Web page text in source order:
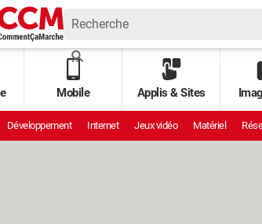
Mobile Applis & Sites
Développement Internet Jeux vidéo Matériel